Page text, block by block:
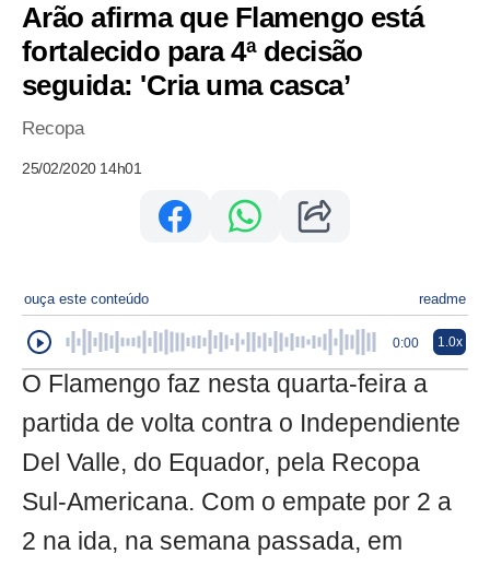
Arão afirma que Flamengo está
fortalecido para 4ª decisão
seguida: 'Cria uma casca’
Recopa
25/02/2020 14h01
ouça este conteúdo readme
0:00 1.0x
O Flamengo faz nesta quarta-feira a
partida de volta contra o Independiente
Del Valle, do Equador, pela Recopa
Sul-Americana. Com o empate por 2 a
2 na ida, na semana passada, em